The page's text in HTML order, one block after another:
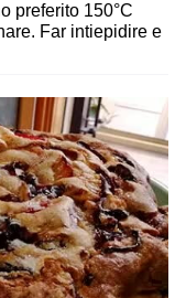
preferito 150°C
Far intiepidire e